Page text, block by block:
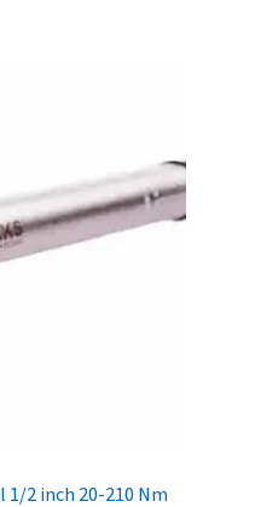
1/2 inch 20-210 Nm